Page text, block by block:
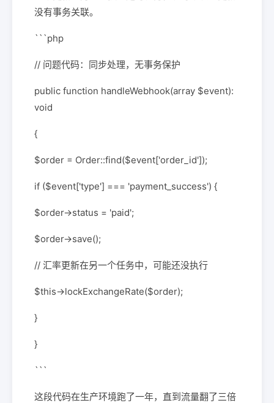
没有事务关联。
```php
// 问题代码：同步处理，无事务保护
public function handleWebhook(array $event):
void
{
$order = Order::find($event['order_id']);
if ($event['type'] === 'payment_success') {
$order->status = 'paid';
$order->save();
// 汇率更新在另一个任务中，可能还没执行
$this->lockExchangeRate($order);
}
}
```
这段代码在生产环境跑了一年，直到流量翻了三倍